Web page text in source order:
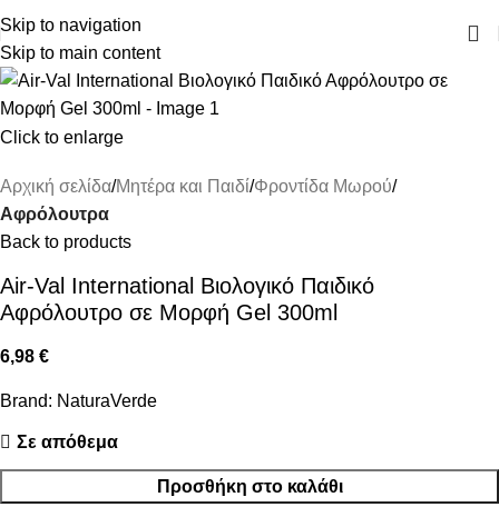
Skip to navigation
Skip to main content
ΔΩΡΕΑΝ ΜΕΤΑΦΟΡΙΚΑ ΑΝΩ ΤΩΝ 45€
Click to enlarge
Αρχική σελίδα Μητέρα και Παιδί Φροντίδα Μωρού
Αφρόλουτρα
Back to products
Air-Val International Βιολογικό Παιδικό
Αφρόλουτρο σε Μορφή Gel 300ml
6,98 €
Brand: NaturaVerde
Σε απόθεμα
Προσθήκη στο καλάθι